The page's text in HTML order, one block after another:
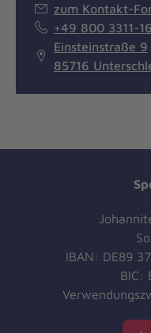
zum Kontakt-
+49 800 3311-
Einsteinstraße 9
85716
IBAN: DE89
BIC: